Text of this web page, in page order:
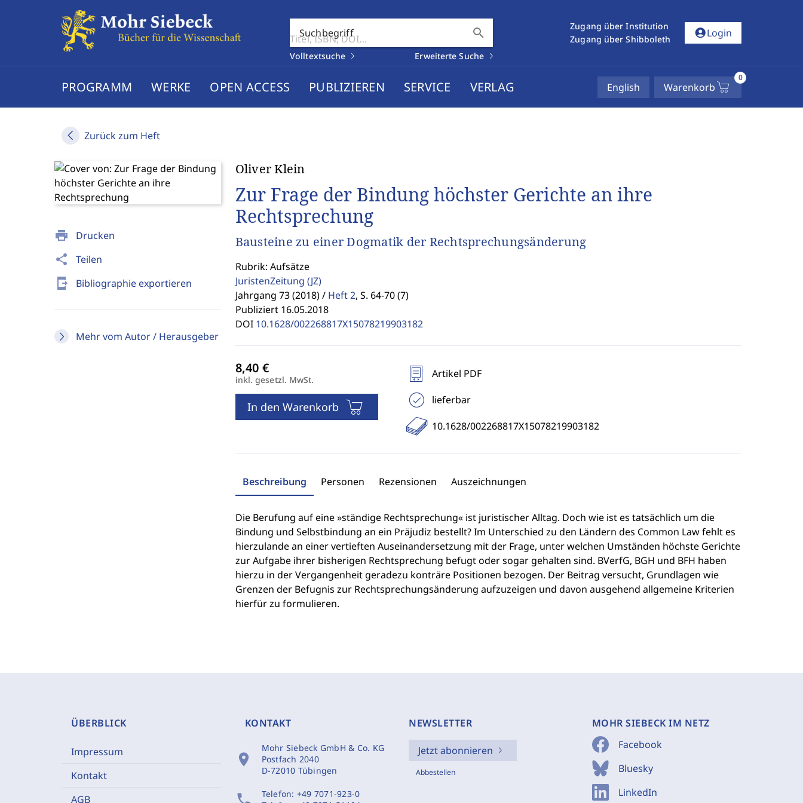
Suchbegriff search
Volltextsuche Erweiterte Suche
Zugang über Institution
Zugang über Shibboleth
account_circleLogin
PROGRAMM WERKE OPEN ACCESS PUBLIZIEREN SERVICE VERLAG English Warenkorb
0
Zurück zum Heft
print Drucken
share Teilen
send_to_mobile Bibliographie exportieren
Mehr vom Autor / Herausgeber
Oliver Klein
Zur Frage der Bindung höchster Gerichte an ihre
Rechtsprechung
Bausteine zu einer Dogmatik der Rechtsprechungsänderung
Rubrik: Aufsätze
JuristenZeitung (JZ)
Jahrgang 73 (2018) / Heft 2, S. 64-70 (7)
Publiziert 16.05.2018
DOI 10.1628/002268817X15078219903182
inkl. gesetzl. MwSt.
In den Warenkorb
Artikel PDF
lieferbar
10.1628/002268817X15078219903182
Beschreibung Personen Rezensionen Auszeichnungen
Die Berufung auf eine »ständige Rechtsprechung« ist juristischer Alltag. Doch wie ist es tatsächlich um die
Bindung und Selbstbindung an ein Präjudiz bestellt? Im Unterschied zu den Ländern des Common Law fehlt es
hierzulande an einer vertieften Auseinandersetzung mit der Frage, unter welchen Umständen höchste Gerichte
zur Aufgabe ihrer bisherigen Rechtsprechung befugt oder sogar gehalten sind. BVerfG, BGH und BFH haben
hierzu in der Vergangenheit geradezu konträre Positionen bezogen. Der Beitrag versucht, Grundlagen wie
Grenzen der Befugnis zur Rechtsprechungsänderung aufzuzeigen und davon ausgehend allgemeine Kriterien
hierfür zu formulieren.
ÜBERBLICK
Impressum
Kontakt
AGB
KONTAKT
location_on
Mohr Siebeck GmbH & Co. KG
Postfach 2040
D-72010 Tübingen
phone Telefon: +49 7071-923-0
NEWSLETTER
Jetzt abonnieren
Abbestellen
MOHR SIEBECK IM NETZ
Facebook
Bluesky
LinkedIn